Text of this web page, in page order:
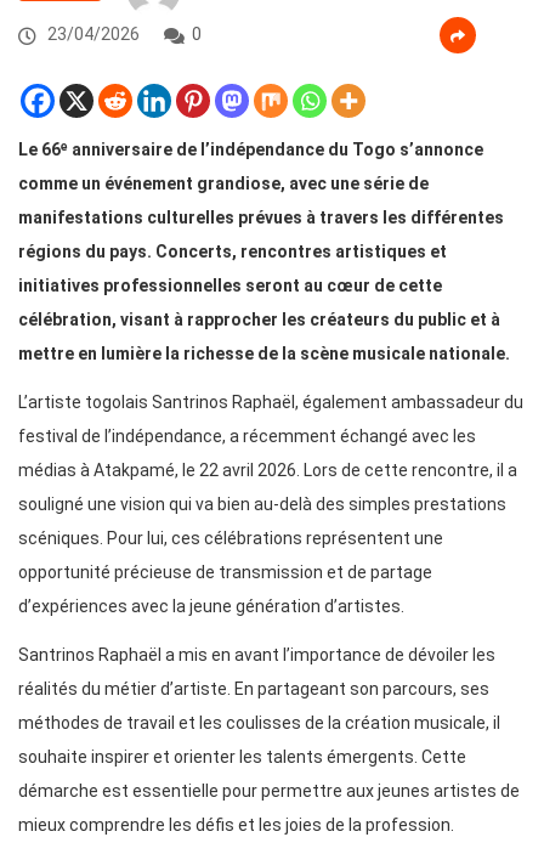
23/04/2026 0
Le 66ᵉ anniversaire de l’indépendance du Togo s’annonce
comme un événement grandiose, avec une série de
manifestations culturelles prévues à travers les différentes
régions du pays. Concerts, rencontres artistiques et
initiatives professionnelles seront au cœur de cette
célébration, visant à rapprocher les créateurs du public et à
mettre en lumière la richesse de la scène musicale nationale.
L’artiste togolais Santrinos Raphaël, également ambassadeur du
festival de l’indépendance, a récemment échangé avec les
médias à Atakpamé, le 22 avril 2026. Lors de cette rencontre, il a
souligné une vision qui va bien au-delà des simples prestations
scéniques. Pour lui, ces célébrations représentent une
opportunité précieuse de transmission et de partage
d’expériences avec la jeune génération d’artistes.
Santrinos Raphaël a mis en avant l’importance de dévoiler les
réalités du métier d’artiste. En partageant son parcours, ses
méthodes de travail et les coulisses de la création musicale, il
souhaite inspirer et orienter les talents émergents. Cette
démarche est essentielle pour permettre aux jeunes artistes de
mieux comprendre les défis et les joies de la profession.